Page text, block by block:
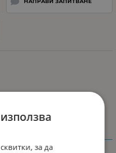
НАПРАВИ ЗАПИТВАНЕ
за да